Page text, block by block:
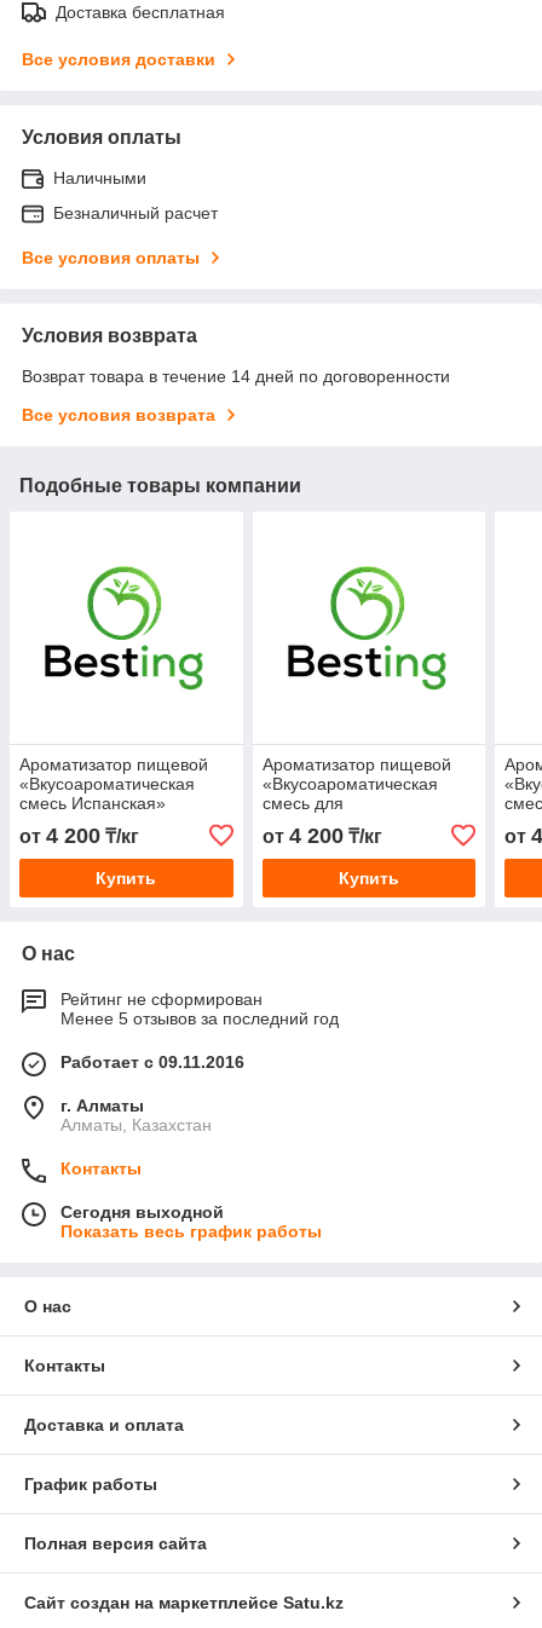
Доставка бесплатная
Все условия доставки
Условия оплаты
Наличными
Безналичный расчет
Все условия оплаты
Условия возврата
Возврат товара в течение 14 дней по договоренности
Все условия возврата
Подобные товары компании
Ароматизатор пищевой
«Вкусоароматическая
смесь Испанская»
от 4 200 ₸/кг
Купить
Ароматизатор пищевой
«Вкусоароматическая
смесь для
полуфабрикатов»
от 4 200₸/кг
Купить
от
О нас
Рейтинг не сформирован
Менее 5 отзывов за последний год
Работает с 09.11.2016
г. Алматы
Алматы, Казахстан
Контакты
Сегодня выходной
Показать весь график работы
О нас
Контакты
Доставка и оплата
График работы
Полная версия сайта
Сайт создан на маркетплейсе Satu.kz